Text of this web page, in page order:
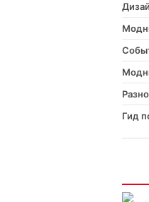
Гид